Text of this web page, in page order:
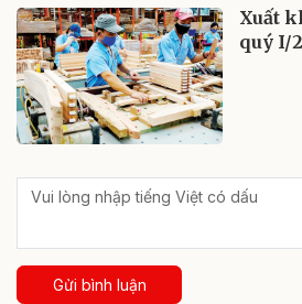
Xuất
quý I/
Gửi bình luận